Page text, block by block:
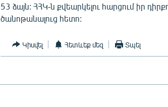
53 ձայն: ՀՀԿ-ն քվեարկելու հարցում իր
ծանոթանալուց հետո:
Կիսվել Հետևեք մեզ Տպել